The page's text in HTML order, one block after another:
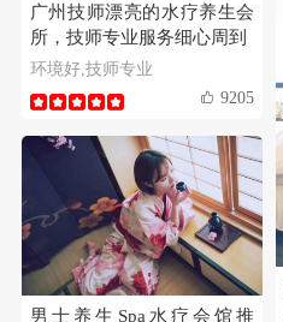
广州技师漂亮的水疗养生会
所，技师专业服务细心周到
环境好,技师专业
9205
男士养生Spa水疗会馆推